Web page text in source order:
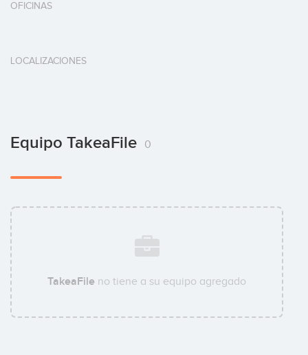
OFICINAS
LOCALIZACIONES
Equipo TakeaFile 0
TakeaFile no tiene a su equipo agregado